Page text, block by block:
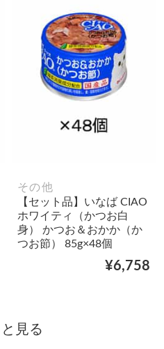
その他
【セット品】いなば CIAO
ホワイティ（かつお白
身） かつお＆おかか（か
つお節） 85g×48個
¥6,758
見る